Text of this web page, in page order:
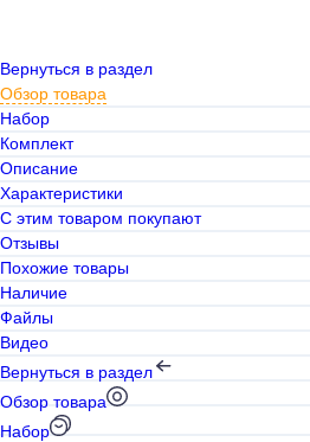
Вернуться в раздел
Обзор товара
Набор
Комплект
Описание
Характеристики
С этим товаром покупают
Отзывы
Похожие товары
Наличие
Файлы
Видео
Вернуться в раздел
Обзор товара
Набор